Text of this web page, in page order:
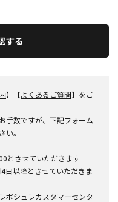
する
】【よくあるご質問】をご
手数ですが、下記フォーム
。
とさせていただきます
以降とさせていただきま
ポシュレカスタマーセンタ